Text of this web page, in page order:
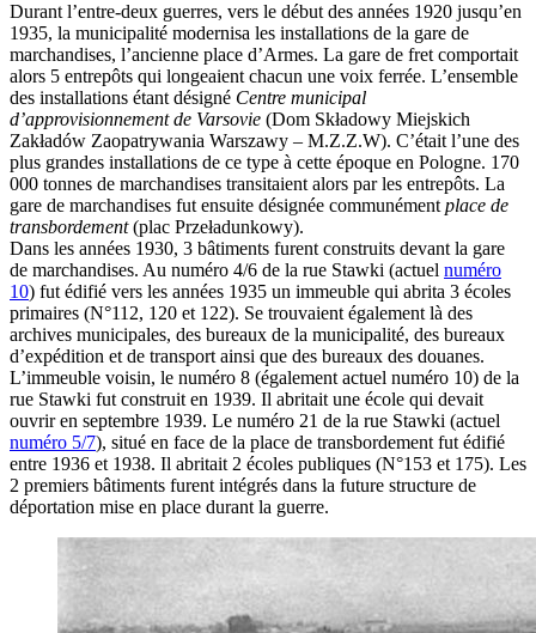
Durant l’entre-deux guerres, vers le début des années 1920 jusqu’en
1935, la municipalité modernisa les installations de la gare de
marchandises, l’ancienne place d’Armes. La gare de fret comportait
alors 5 entrepôts qui longeaient chacun une voix ferrée. L’ensemble
des installations étant désigné Centre municipal
d’approvisionnement de Varsovie (Dom Składowy Miejskich
Zakładów Zaopatrywania Warszawy – M.Z.Z.W). C’était l’une des
plus grandes installations de ce type à cette époque en Pologne. 170
000 tonnes de marchandises transitaient alors par les entrepôts. La
gare de marchandises fut ensuite désignée communément place de
transbordement(plac Przeładunkowy).
Dans les années 1930, 3 bâtiments furent construits devant la gare
de marchandises. Au numéro 4/6 de la rue Stawki (actuel numéro
10) fut édifié vers les années 1935 un immeuble qui abrita 3 écoles
primaires (N°112, 120 et 122). Se trouvaient également là des
archives municipales, des bureaux de la municipalité, des bureaux
d’expédition et de transport ainsi que des bureaux des douanes.
L’immeuble voisin, le numéro 8 (également actuel numéro 10) de la
rue Stawki fut construit en 1939. Il abritait une école qui devait
ouvrir en septembre 1939. Le numéro 21 de la rue Stawki (actuel
numéro 5/7), situé en face de la place de transbordement fut édifié
entre 1936 et 1938. Il abritait 2 écoles publiques (N°153 et 175). Les
2 premiers bâtiments furent intégrés dans la future structure de
déportation mise en place durant la guerre.